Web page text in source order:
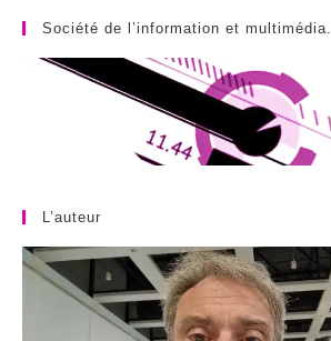
Société de l’information et multimédia.
L’auteur